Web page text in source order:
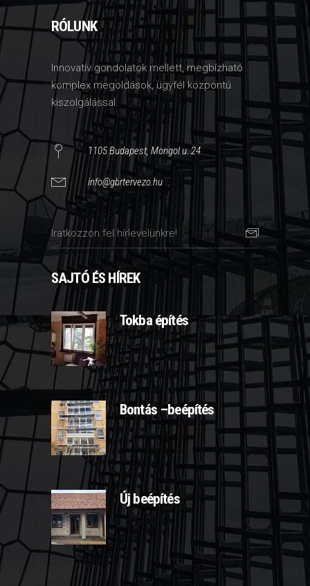
RÓLUNK
Innovatív gondolatok mellett, megbízható
komplex megoldások, ügyfél központú
kiszolgálással.
1105 Budapest, Mongol u. 24.
info@gbrtervezo.hu
SAJTÓ ÉS HÍREK
Tokba építés
2025-03-07
Bontás –beépítés
2025-03-10
Új beépítés
2025-03-11